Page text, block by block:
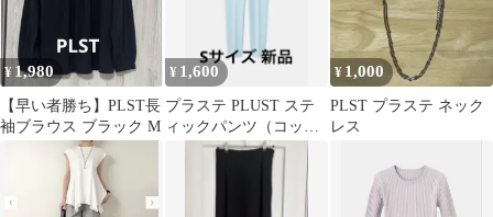
¥ 1,980
【早い者勝ち】PLST長
袖ブラウス ブラック M
¥ 1,600
プラステ PLUST ステ
ィックパンツ（コット
ンブレンド）BLUE S
¥ 1,000
PLST プラステ ネック
レス